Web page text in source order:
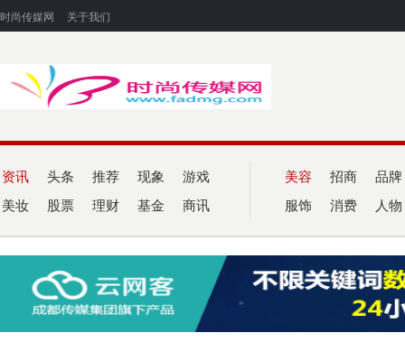
时尚传媒网 关于我们
资讯 头条 推荐 现象 游戏
美妆 股票 理财 基金 商讯
美容 招商 品牌
服饰 消费 人物